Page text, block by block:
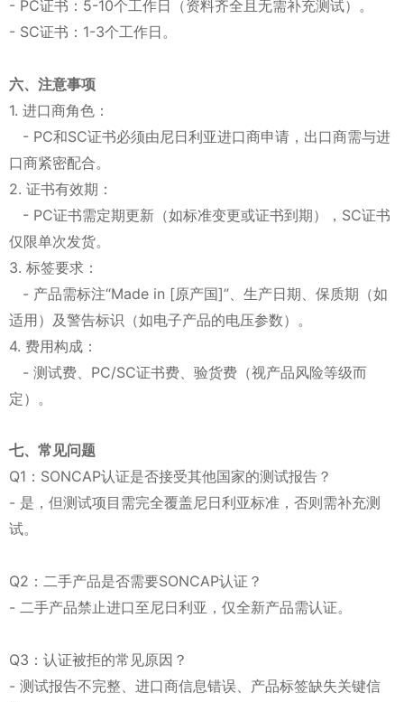
- PC证书：5-10个工作日（资料齐全且无需补充测试）。
- SC证书：1-3个工作日。
六、注意事项
1. 进口商角色：
- PC和SC证书必须由尼日利亚进口商申请，出口商需与进
口商紧密配合。
2. 证书有效期：
- PC证书需定期更新（如标准变更或证书到期），SC证书
仅限单次发货。
3. 标签要求：
- 产品需标注“Made in [原产国]”、生产日期、保质期（如
适用）及警告标识（如电子产品的电压参数）。
4. 费用构成：
- 测试费、PC/SC证书费、验货费（视产品风险等级而
定）。
七、常见问题
Q1：SONCAP认证是否接受其他国家的测试报告？
- 是，但测试项目需完全覆盖尼日利亚标准，否则需补充测
试。
Q2：二手产品是否需要SONCAP认证？
- 二手产品禁止进口至尼日利亚，仅全新产品需认证。
Q3：认证被拒的常见原因？
- 测试报告不完整、进口商信息错误、产品标签缺失关键信